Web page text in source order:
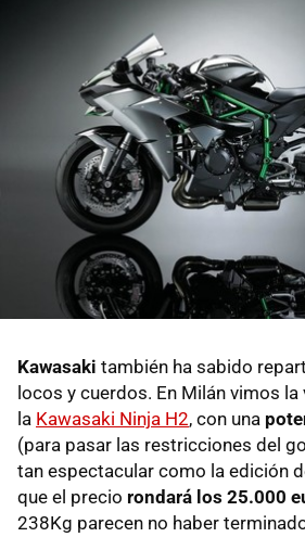
Kawasaki también ha sabido
locos y cuerdos. En Milán vimos
la Kawasaki Ninja H2, con una
(para pasar las restricciones del
tan espectacular como la edición
que el precio rondará los 25.000
238Kg parecen no haber